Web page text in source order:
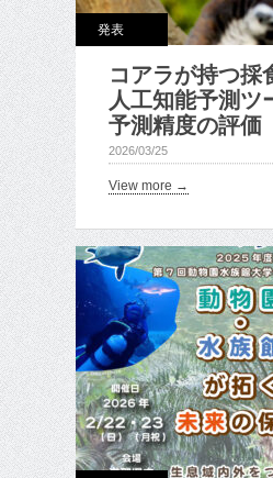
発表
コアラが持つ採
人工知能予測ツ
予測精度の評価
2026/03/25
View more →